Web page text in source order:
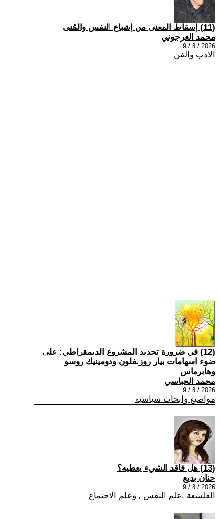
(11) إسقاط المعنى من إشباع النفس والمُنى
محمد العرجوني
2026 / 8 / 9
الادب والفن
(12) في ضرورة تجديد المشروع الديمقراطي: على
ضوء اسهامات بيار روزنفلون ودومينيك روسو
وهابرماس
محمد الحباسي
2026 / 8 / 9
مواضيع وابحاث سياسية
(13) هل فاقد الشيء يعطيه؟
حنان بديع
2026 / 8 / 9
الفلسفة ,علم النفس , وعلم الاجتماع